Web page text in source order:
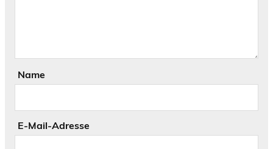
Name
E-Mail-Adresse